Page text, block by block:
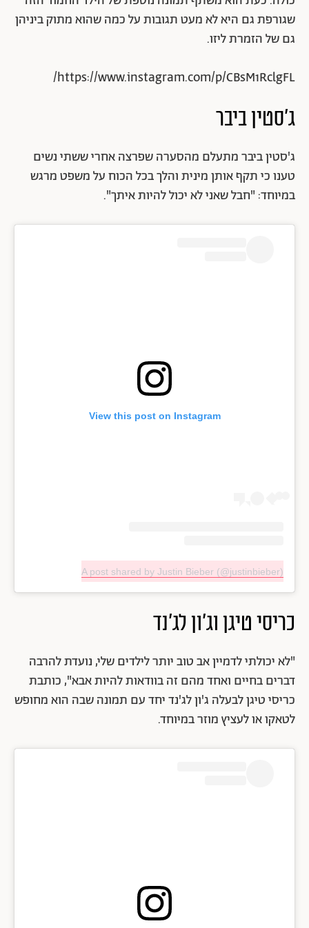
שגורפת גם היא לא מעט תגובות על כמה שהוא מתוק ביניהן
גם של הזמרת ליזו.
https://www.instagram.com/p/CBsM1RclgFL/
ג'סטין ביבר
ג'סטין ביבר מתעלם מהסערה שפרצה אחרי ששתי נשים
טענו כי תקף אותן מינית והלך בכל הכוח על משפט מרגש
במיוחד: "חבל שאני לא יכול להיות איתך".
View this post on Instagram
A post shared by Justin Bieber (@justinbieber)
כריסי טיגן וג'ון לג'נד
"לא יכולתי לדמיין אב טוב יותר לילדים שלי, נועדת להרבה
דברים בחיים ואחד מהם זה בוודאות להיות אבא", כותבת
כריסי טיגן לבעלה ג'ון לג'נד יחד עם תמונה שבה הוא מחופש
לטאקו או לעציץ מוזר במיוחד.